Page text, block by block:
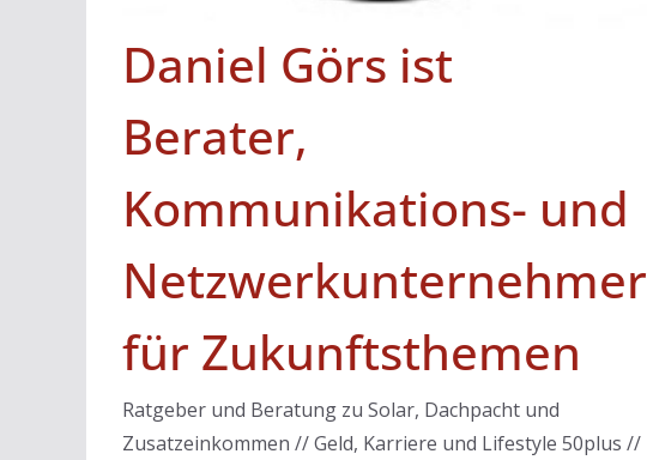
Daniel Görs ist
Berater,
Kommunikations- und
Netzwerkunternehmer
für Zukunftsthemen
Ratgeber und Beratung zu Solar, Dachpacht und
Zusatzeinkommen // Geld, Karriere und Lifestyle 50plus //